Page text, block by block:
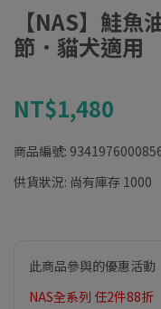
【NAS】鮭
節．貓犬適用
NT$1,480
商品編號:
供貨狀況: 尚有庫存 1000
此商品參與的優惠活動
NAS全系列 任2件88折